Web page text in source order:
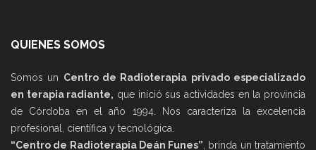
QUIENES SOMOS
Somos un Centro de Radioterapia privado especializado
en terapia radiante, que inició sus actividades en la provincia
de Córdoba en el año 1994. Nos caracteriza la excelencia
profesional, científica y tecnológica.
“Centro de Radioterapia Deán Funes” , brinda un tratamiento